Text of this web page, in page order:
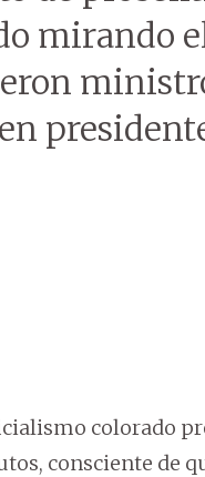
mirando
colorado
consciente de